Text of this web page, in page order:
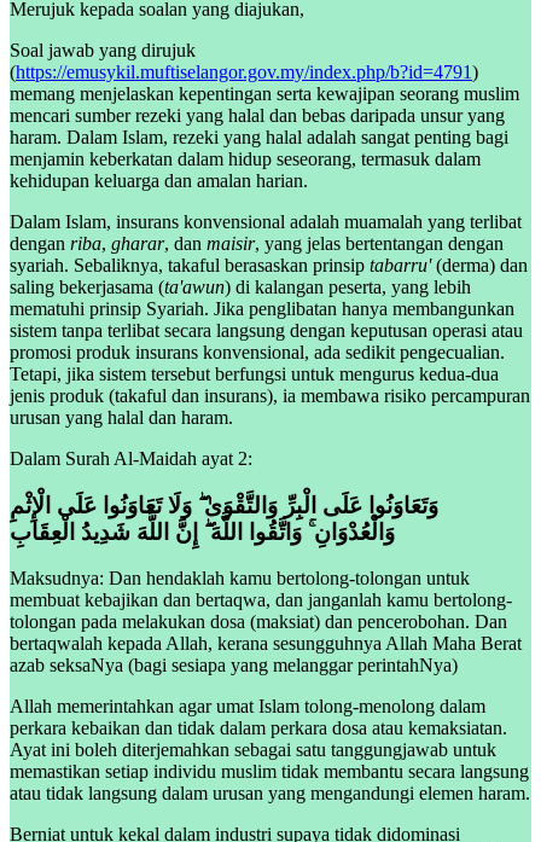
Merujuk kepada soalan yang diajukan,
Soal jawab yang dirujuk
(https://emusykil.muftiselangor.gov.my/index.php/b?id=4791)
memang menjelaskan kepentingan serta kewajipan seorang muslim
mencari sumber rezeki yang halal dan bebas daripada unsur yang
haram. Dalam Islam, rezeki yang halal adalah sangat penting bagi
menjamin keberkatan dalam hidup seseorang, termasuk dalam
kehidupan keluarga dan amalan harian.
Dalam Islam, insurans konvensional adalah muamalah yang terlibat
dengan riba, gharar, dan maisir, yang jelas bertentangan dengan
syariah. Sebaliknya, takaful berasaskan prinsip tabarru'(derma) dan
saling bekerjasama (ta'awun) di kalangan peserta, yang lebih
mematuhi prinsip Syariah. Jika penglibatan hanya membangunkan
sistem tanpa terlibat secara langsung dengan keputusan operasi atau
promosi produk insurans konvensional, ada sedikit pengecualian.
Tetapi, jika sistem tersebut berfungsi untuk mengurus kedua-dua
jenis produk (takaful dan insurans), ia membawa risiko percampuran
urusan yang halal dan haram.
Dalam Surah Al-Maidah ayat 2:
وَتَعَاوَنُوا عَلَى الْبِرِّ وَالتَّقْوَىٰ ۖ وَلَا تَعَاوَنُوا عَلَى الْإِثْمِ
Maksudnya: Dan hendaklah kamu bertolong-tolongan untuk
membuat kebajikan dan bertaqwa, dan janganlah kamu bertolong-
tolongan pada melakukan dosa (maksiat) dan pencerobohan. Dan
bertaqwalah kepada Allah, kerana sesungguhnya Allah Maha Berat
azab seksaNya (bagi sesiapa yang melanggar perintahNya)
Allah memerintahkan agar umat Islam tolong-menolong dalam
perkara kebaikan dan tidak dalam perkara dosa atau kemaksiatan.
Ayat ini boleh diterjemahkan sebagai satu tanggungjawab untuk
memastikan setiap individu muslim tidak membantu secara langsung
atau tidak langsung dalam urusan yang mengandungi elemen haram.
Berniat untuk kekal dalam industri supaya tidak didominasi